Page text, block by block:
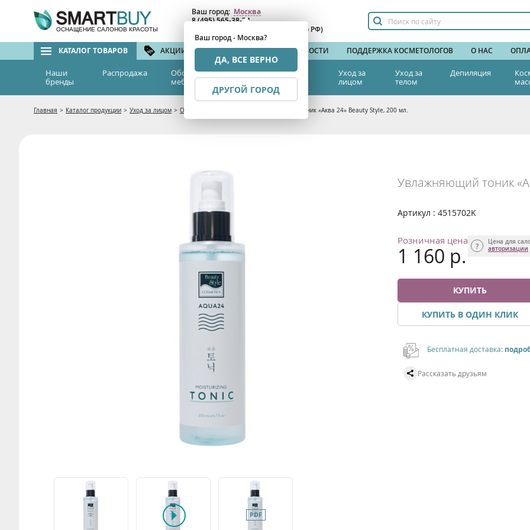
ОСНАЩЕНИЕ САЛОНОВ КРАСОТЫ
Ваш город: Москва
Ваш город - Москва?
ДА, ВСЕ ВЕРНО
ДРУГОЙ ГОРОД
8 (495) 565-38-74
(бесплатный по РФ)
КАТАЛОГ ТОВАРОВ АКЦИИ И СКИДКИ БРЕНДЫ НОВОСТИ ПОДДЕРЖКА КОСМЕТОЛОГОВ О НАС
Наши
бренды
Распродажа
Оборудование и
мебель
Эстетическая
медицина
Уход за
лицом
Уход за
телом
Депиляция
Главная > Каталог продукции > Уход за лицом > Очищение и демакияж Увлажняющий тоник «Аква 24» Beauty Style, 200 мл.
Увлажняющий тоник
Артикул : 4515702K
Розничная цена
1 160 р.
Цена для
авторизации
КУПИТЬ
КУПИТЬ В ОДИН КЛИК
Бесплатная доставка:
Рассказать друзьям